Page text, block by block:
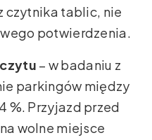
czytnika tablic, nie
potwierdzenia.
– w badaniu z
parkingów między
%. Przyjazd przed
wolne miejsce